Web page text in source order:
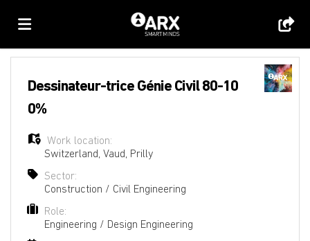
your
Login
Dessinateur-trice Génie Civil 80-10
0%
Work location:
Switzerland Vaud Prilly
Sector:
Construction / Civil Engineering
Role:
Engineering / Design Engineering